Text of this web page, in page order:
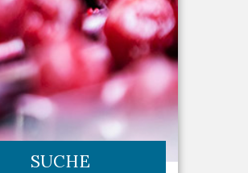
SUCHE